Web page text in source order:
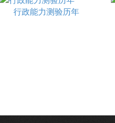
行政能力测验历年